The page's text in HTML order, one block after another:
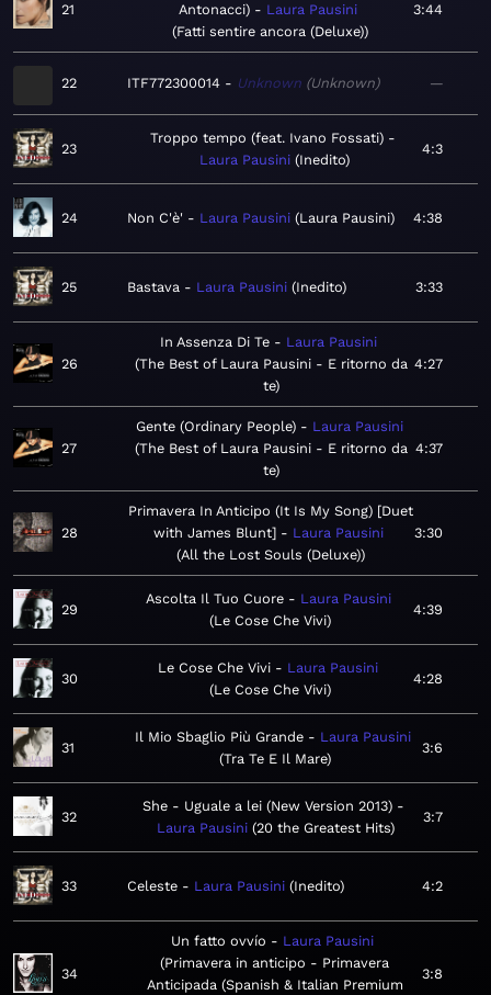
21
Antonacci)
Laura Pausini
Fatti sentire ancora (Deluxe)
3:44
22 ITF772300014 Unknown Unknown —
23
Troppo tempo (feat. Ivano Fossati)
Laura Pausini Inedito
4:3
24 Non C'è' Laura Pausini Laura Pausini 4:38
25 Bastava Laura Pausini Inedito 3:33
26
In Assenza Di Te
Laura Pausini
The Best of Laura Pausini - E ritorno da
te
4:27
27
Gente (Ordinary People)
Laura Pausini
The Best of Laura Pausini - E ritorno da
te
4:37
28
Primavera In Anticipo (It Is My Song) [Duet
with James Blunt]
Laura Pausini
All the Lost Souls (Deluxe)
3:30
29
Ascolta Il Tuo Cuore
Laura Pausini
Le Cose Che Vivi
4:39
30
Le Cose Che Vivi
Laura Pausini
Le Cose Che Vivi
4:28
31
Il Mio Sbaglio Più Grande
Laura Pausini
Tra Te E Il Mare
3:6
32
She - Uguale a lei (New Version 2013)
Laura Pausini 20 the Greatest Hits
3:7
33 Celeste Laura Pausini Inedito 4:2
34
Un fatto ovvío
Laura Pausini
Primavera in anticipo - Primavera
Anticipada (Spanish & Italian Premium
3:8